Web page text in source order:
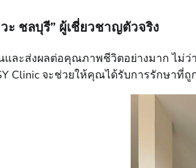
ะ ชลบุรี” ผู้เชี่ยวชาญตัวจริง
ละส่งผลต่อคุณภาพชีวิตอย่างมาก ไม่ว่
Clinic จะช่วยให้คุณได้รับการรักษาที่